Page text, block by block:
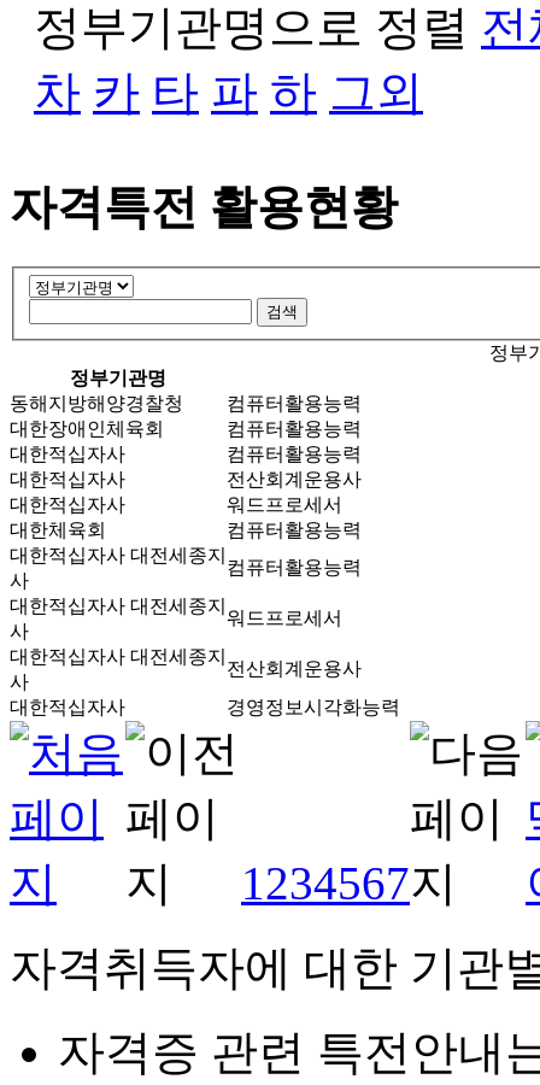
정부기관명으로 정렬 전
차 카 타 파 하 그외
자격특전 활용현황
정부
정부기관명
동해지방해양경찰청
컴퓨터활용능력
대한장애인체육회
컴퓨터활용능력
대한적십자사
컴퓨터활용능력
대한적십자사
전산회계운용사
대한적십자사
워드프로세서
대한체육회
컴퓨터활용능력
대한적십자사 대전세종지
사
컴퓨터활용능력
대한적십자사 대전세종지
사
워드프로세서
대한적십자사 대전세종지
사
전산회계운용사
대한적십자사
경영정보시각화능력
1234567
자격취득자에 대한 기관
자격증 관련 특전안내